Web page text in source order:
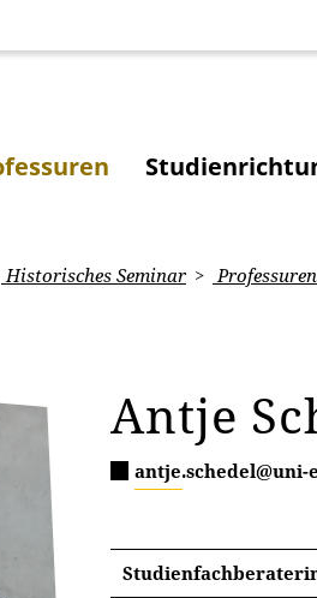
Historisches Seminar Professuren
Antje